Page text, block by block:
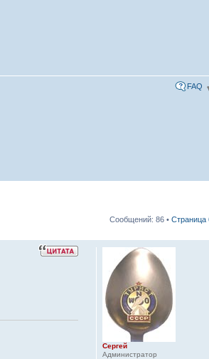
FAQ
Сообщений: 86 • Страница
Сергей
Администратор